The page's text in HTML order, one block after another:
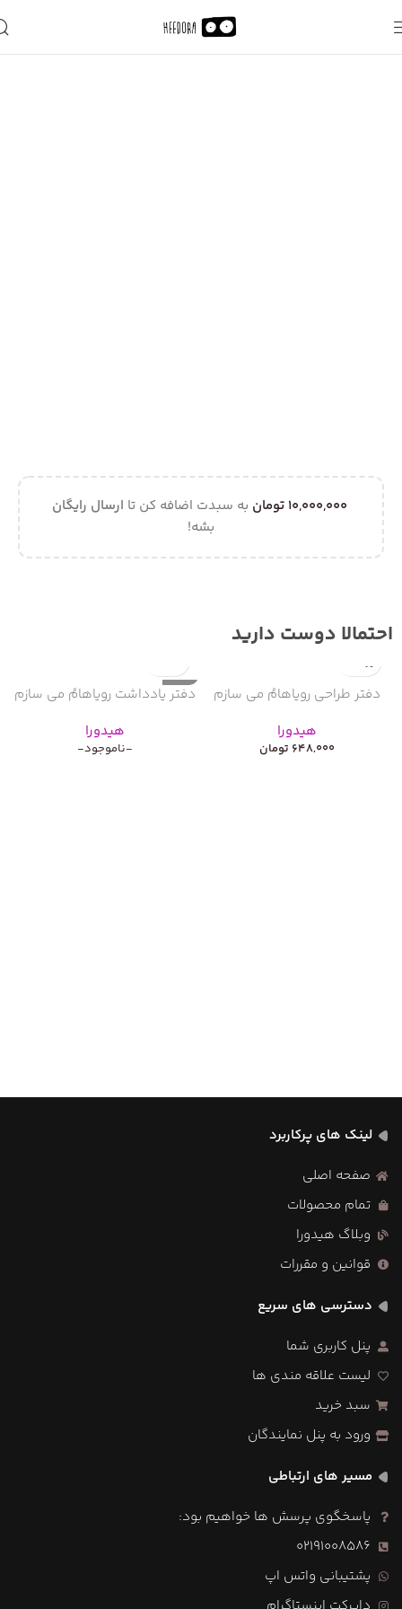
10,000,000 تومان به سبدت اضافه کن تا ارسال رایگان
بشه!
احتمالا دوست دارید
دفتر طراحی رویاهامُ می سازم
هیدورا
648,000 تومان
ناموجود
دفتر یادداشت رویاهامُ می سازم
هیدورا
-ناموجود-
لینک های پرکاربرد
صفحه اصلی
تمام محصولات
وبلاگ هیدورا
قوانین و مقررات
دسترسی های سریع
پنل کاربری شما
لیست علاقه مندی ها
سبد خرید
ورود به پنل نمایندگان
مسیر های ارتباطی
پاسخگوی پرسش ها خواهیم بود:
02191008586
پشتیبانی واتس اپ